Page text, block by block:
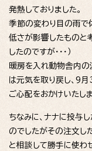
発熱しておりました。
季節の変わり目の雨で
低さが影響したものと
したのですが・・・）
暖房を入れ動物舎内の
は元気を取り戻し、9
ご心配をおかけいたしま
ちなみに、ナナに投与
のでしたがその注文し
と相談して勝手に使わ